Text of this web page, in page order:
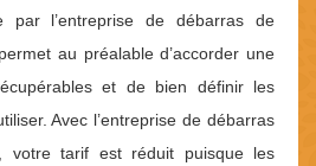
par l’entreprise de débarras de
au préalable d’accorder une
et de bien définir les
Avec l’entreprise de débarras
votre tarif est réduit puisque les